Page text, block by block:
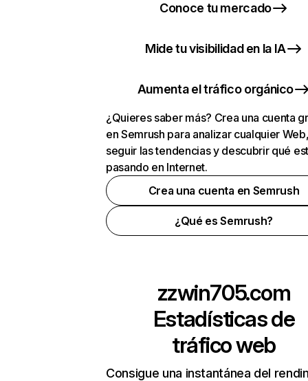
Conoce tu mercado
Mide tu visibilidad en la IA
Aumenta el tráfico orgánico
¿Quieres saber más? Crea una cuenta
en Semrush para analizar cualquier
seguir las tendencias y descubrir qué
pasando en Internet.
Crea una cuenta en Semrush
¿Qué es Semrush?
zzwin705.com
Estadísticas de
tráfico web
Consigue una instantánea del